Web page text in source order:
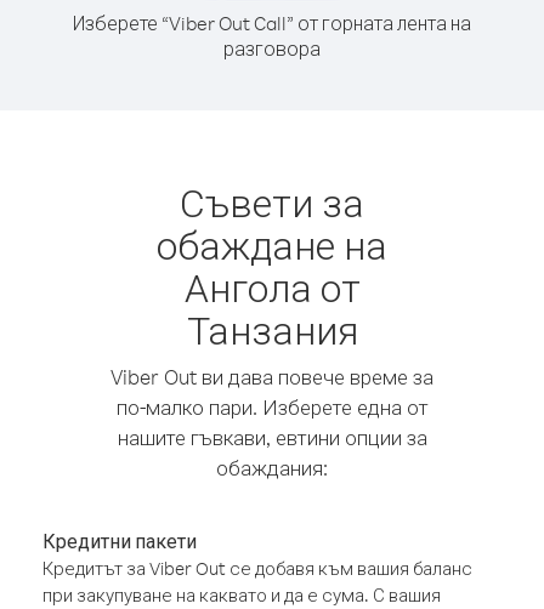
Изберете “Viber Out Call” от горната лента на
разговора
Съвети за
обаждане на
Ангола от
Танзания
Viber Out ви дава повече време за
по-малко пари. Изберете една от
нашите гъвкави, евтини опции за
обаждания:
Кредитни пакети
Кредитът за Viber Out се добавя към вашия баланс
при закупуване на каквато и да е сума. С вашия